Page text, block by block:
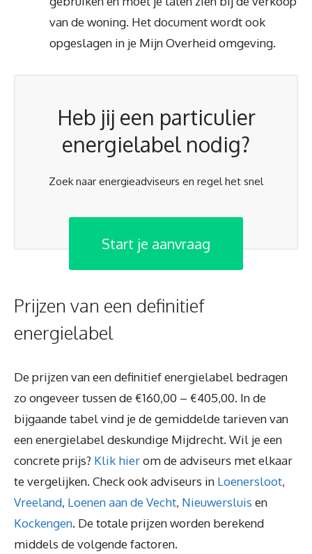
van de woning. Het document wordt ook
opgeslagen in je Mijn Overheid omgeving.
Heb jij een particulier
energielabel nodig?
Zoek naar energieadviseurs en regel het snel
Start je aanvraag
Prijzen van een definitief
energielabel
De prijzen van een definitief energielabel bedragen
zo ongeveer tussen de €160,00 – €405,00. In de
bijgaande tabel vind je de gemiddelde tarieven van
een energielabel deskundige Mijdrecht. Wil je een
concrete prijs? Klik hierom de adviseurs met elkaar
te vergelijken. Check ook adviseurs in Loenersloot,
Vreeland, Loenen aan de Vecht, Nieuwersluis en
Kockengen. De totale prijzen worden berekend
middels de volgende factoren.